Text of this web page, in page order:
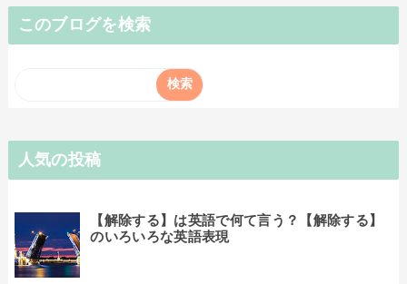
このブログを検索
人気の投稿
【解除する】は英語で何て言う？【解除する】
のいろいろな英語表現